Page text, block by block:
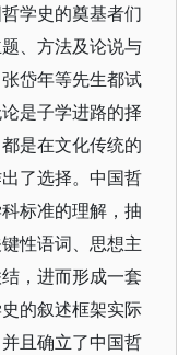
学史的奠基者们
、方法及论说与
岱年等先生都试
是子学进路的择
是在文化传统的
了选择。中国哲
标准的理解，抽
性语词、思想主
，进而形成一套
的叙述框架实际
且确立了中国哲